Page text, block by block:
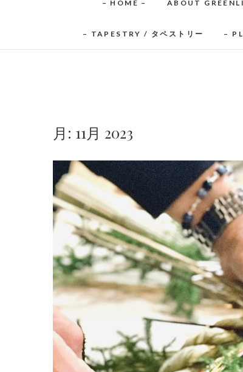
– HOME – ABOUT
– TAPESTRY / タペストリー –
月: 11月 2023